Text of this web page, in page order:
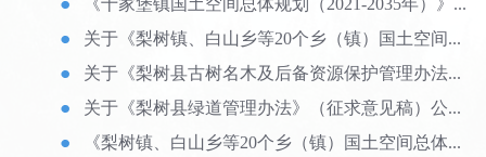
《十家堡镇国土空间总体规划（2021-2035年）》...
关于《梨树镇、白山乡等20个乡（镇）国土空间...
关于《梨树县古树名木及后备资源保护管理办法...
关于《梨树县绿道管理办法》（征求意见稿）公...
《梨树镇、白山乡等20个乡（镇）国土空间总体...